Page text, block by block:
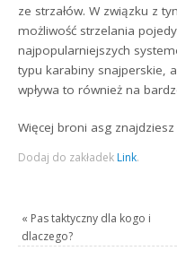
ze strzałów. W związku z
możliwość strzelania
najpopularniejszych
typu karabiny snajperskie,
wpływa to również na
Więcej broni asg
Dodaj do zakładek Link.
« Pas taktyczny dla kogo i
dlaczego?